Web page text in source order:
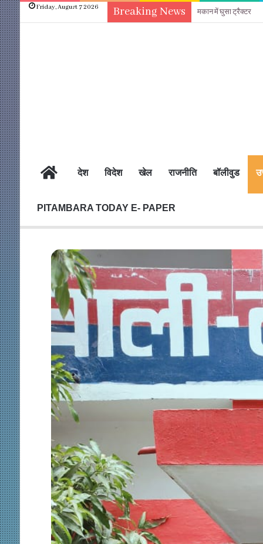
Friday, August 7 2026 Breaking News वेखौफ दबंगो महिलाओं
होम देश विदेश खेल राजनीति बॉलीवुड
PITAMBARA TODAY E- PAPER